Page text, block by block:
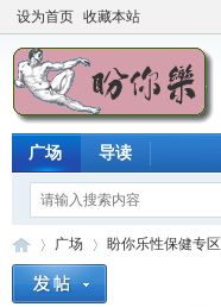
设为首页 收藏本站
广场 导读
广场 盼你乐性保健专区